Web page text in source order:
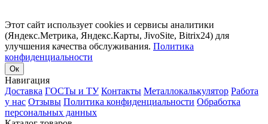
Этот сайт использует cookies и сервисы аналитики
(Яндекс.Метрика, Яндекс.Карты, JivoSite, Bitrix24) для
улучшения качества обслуживания. Политика
конфиденциальности
Ок
Навигация
Доставка ГОСТы и ТУ Контакты Металлокалькулятор Работа
у нас Отзывы Политика конфиденциальности Обработка
персональных данных